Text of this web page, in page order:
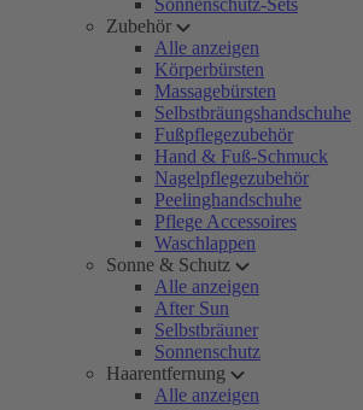
Sonnenschutz-Sets
Zubehör
Alle anzeigen
Körperbürsten
Massagebürsten
Selbstbräungshandschuhe
Fußpflegezubehör
Hand & Fuß-Schmuck
Nagelpflegezubehör
Peelinghandschuhe
Pflege Accessoires
Waschlappen
Sonne & Schutz
Alle anzeigen
After Sun
Selbstbräuner
Sonnenschutz
Haarentfernung
Alle anzeigen